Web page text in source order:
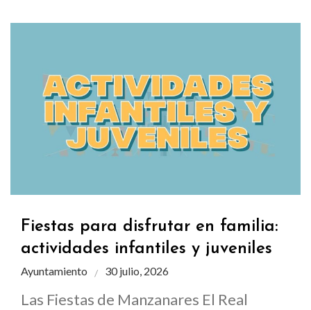
Fiestas para disfrutar en familia:
actividades infantiles y juveniles
Ayuntamiento 30 julio, 2026
Las Fiestas de Manzanares El Real